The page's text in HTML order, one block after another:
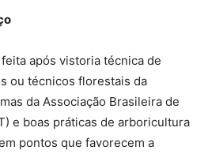
após vistoria técnica de
ou técnicos florestais da
da Associação Brasileira de
e boas práticas de arboricultura
pontos que favorecem a